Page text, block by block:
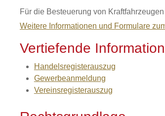
Für die Besteuerung von
Weitere Informationen und Formulare
Vertiefende
Handelsregisterauszug
Gewerbeanmeldung
Vereinsregisterauszug